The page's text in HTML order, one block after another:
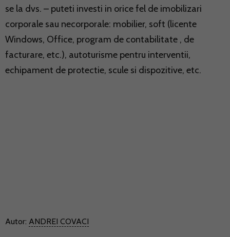
se la dvs. – puteti investi in orice fel de imobilizari
corporale sau necorporale: mobilier, soft (licente
Windows, Office, program de contabilitate , de
facturare, etc.), autoturisme pentru interventii,
echipament de protectie, scule si dispozitive, etc.
Autor: ANDREI COVACI